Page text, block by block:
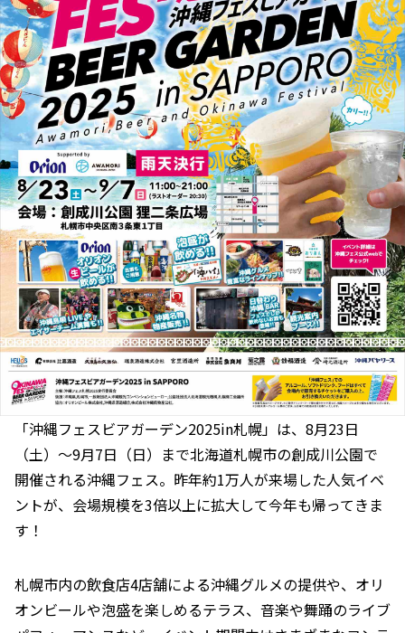
「沖縄フェスビアガーデン2025in札幌」は、8月23日
（土）～9月7日（日）まで北海道札幌市の創成川公園で
開催される沖縄フェス。昨年約1万人が来場した人気イベ
ントが、会場規模を3倍以上に拡大して今年も帰ってきま
す！
札幌市内の飲食店4店舗による沖縄グルメの提供や、オリ
オンビールや泡盛を楽しめるテラス、音楽や舞踊のライブ